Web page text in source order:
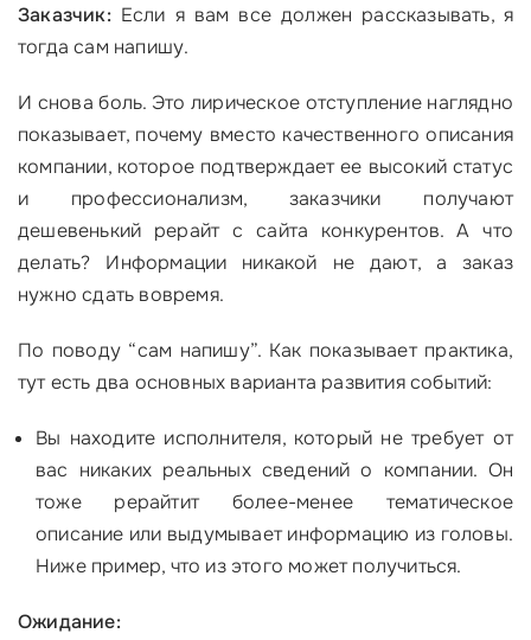
Заказчик:Если я вам все должен рассказывать, я
тогда сам напишу.
И снова боль. Это лирическое отступление наглядно
показывает, почему вместо качественного описания
компании, которое подтверждает ее высокий статус
и профессионализм, заказчики получают
дешевенький рерайт с сайта конкурентов. А что
делать? Информации никакой не дают, а заказ
нужно сдать вовремя.
По поводу “сам напишу”. Как показывает практика,
тут есть два основных варианта развития событий:
Вы находите исполнителя, который не требует от
вас никаких реальных сведений о компании. Он
тоже рерайтит более-менее тематическое
описание или выдумывает информацию из головы.
Ниже пример, что из этого может получиться.
Ожидание: